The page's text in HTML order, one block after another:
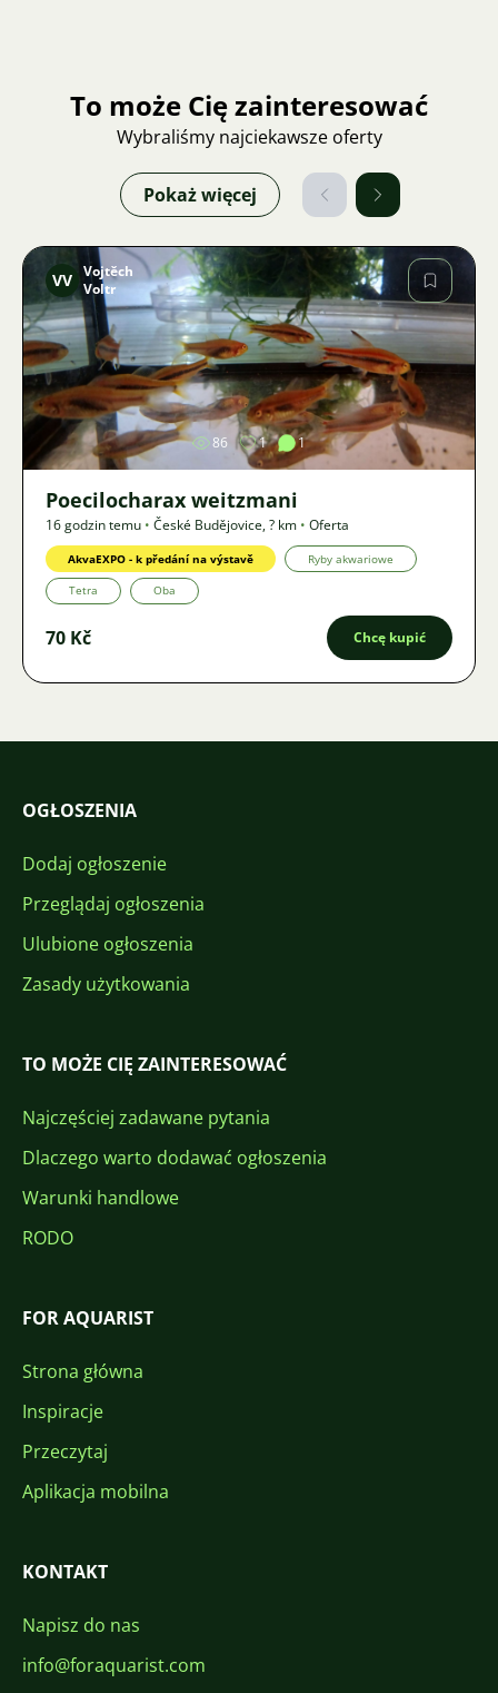
To może Cię zainteresować
Wybraliśmy najciekawsze oferty
Pokaż więcej
Zdjęcie
VV Vojtěch
Voltr
86 1 1
Poecilocharax weitzmani
16 godzin temu • České Budějovice,? km • Oferta
AkvaEXPO - k předání na výstavě Ryby akwariowe
Tetra Oba
70 Kč Chcę kupić
OGŁOSZENIA
Dodaj ogłoszenie
Przeglądaj ogłoszenia
Ulubione ogłoszenia
Zasady użytkowania
TO MOŻE CIĘ ZAINTERESOWAĆ
Najczęściej zadawane pytania
Dlaczego warto dodawać ogłoszenia
Warunki handlowe
RODO
FOR AQUARIST
Strona główna
Inspiracje
Przeczytaj
Aplikacja mobilna
KONTAKT
Napisz do nas
info@foraquarist.com